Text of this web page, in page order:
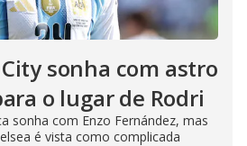
sonha com astro
o lugar de Rodri
sonha com Enzo Fernández, mas
é vista como complicada